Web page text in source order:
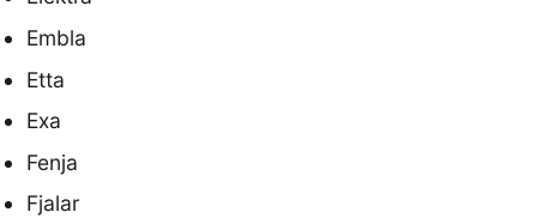
Embla
Etta
Exa
Fenja
Fjalar